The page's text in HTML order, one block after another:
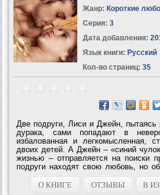
Жанр: Короткие
Серия: 3
Дата добавления:
Язык книги: Русский
Кол-во страниц: 35
Две подруги, Лиси и Джейн, пытаясь
дурака, сами попадают в
избалованная и легкомысленная,
двоих детей. А Джейн – «синий
жизнью – отправляется на поиски
подруги находят свою любовь, но
так, что, не успев обрести счастье,
ли девушки...
О КНИГЕ ОТЗЫВЫ В